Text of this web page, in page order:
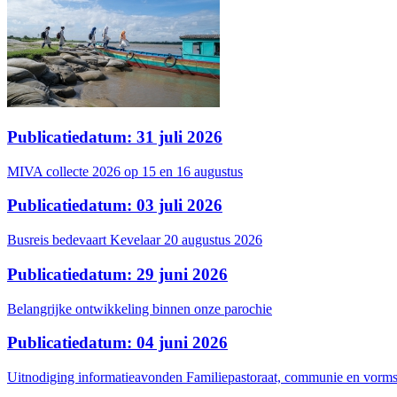
Publicatiedatum: 31 juli 2026
MIVA collecte 2026 op 15 en 16 augustus
Publicatiedatum: 03 juli 2026
Busreis bedevaart Kevelaar 20 augustus 2026
Publicatiedatum: 29 juni 2026
Belangrijke ontwikkeling binnen onze parochie
Publicatiedatum: 04 juni 2026
Uitnodiging informatieavonden Familiepastoraat, communie en